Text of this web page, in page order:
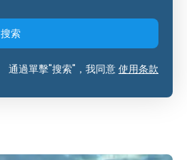
搜索
通過單擊"搜索"，我同意 使用条款